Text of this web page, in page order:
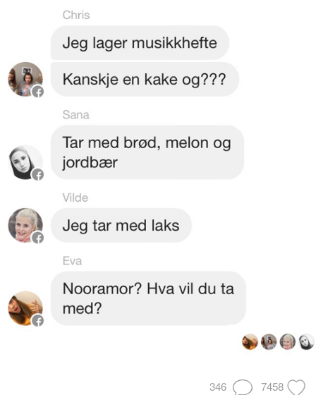
346 7458